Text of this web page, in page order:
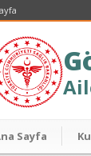
Sayfa